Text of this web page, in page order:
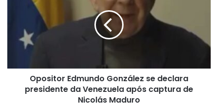
González
presidente
após
Opositor Edmundo González se declara
presidente da Venezuela após captura de
Nicolás Maduro